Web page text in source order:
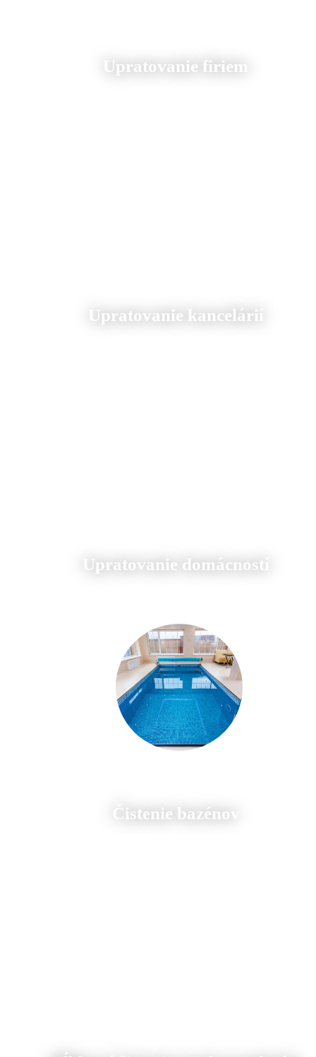
Upratovanie firiem
Upratovanie kancelárií
Upratovanie domácností
Čistenie bazénov